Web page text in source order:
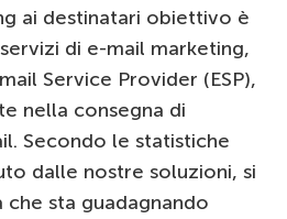
ai destinatari obiettivo è
di e-mail marketing,
Service Provider (ESP),
nella consegna di
Secondo le statistiche
dalle nostre soluzioni, si
sta guadagnando